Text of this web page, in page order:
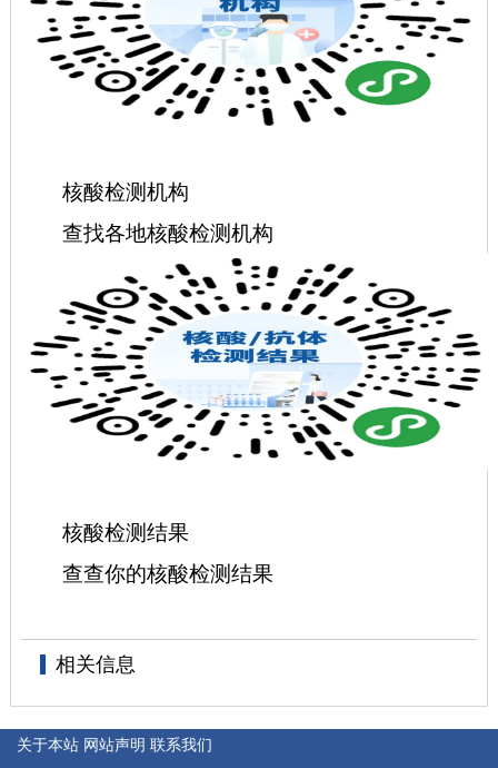
核酸检测机构
查找各地核酸检测机构
核酸检测结果
查查你的核酸检测结果
相关信息
关于本站 网站声明 联系我们